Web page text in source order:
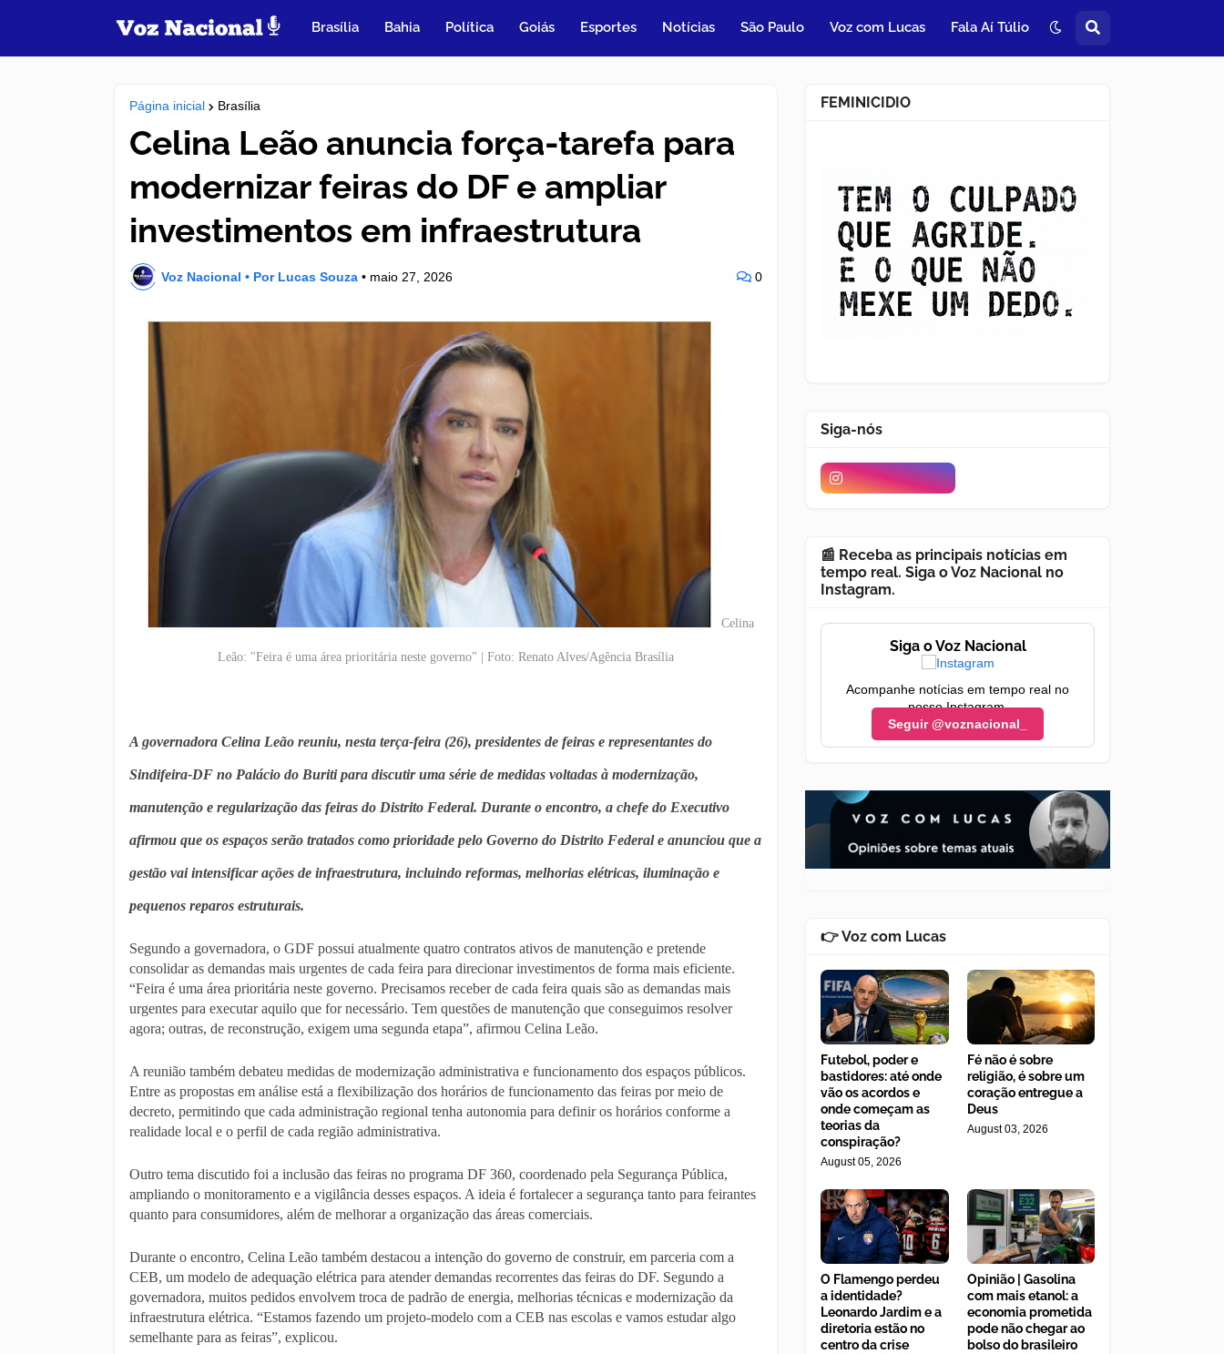
Brasília Bahia Política Goiás Esportes Notícias São Paulo Voz com Lucas Fala Aí Túlio
Página inicial Brasília
Celina Leão anuncia força-tarefa para
modernizar feiras do DF e ampliar
investimentos em infraestrutura
Voz Nacional • Por Lucas Souza • maio 27, 2026 0
Celina
Leão: "Feira é uma área prioritária neste governo" | Foto: Renato Alves/Agência Brasília
A governadora Celina Leão reuniu, nesta terça-feira (26), presidentes de feiras e representantes do
Sindifeira-DF no Palácio do Buriti para discutir uma série de medidas voltadas à modernização,
manutenção e regularização das feiras do Distrito Federal. Durante o encontro, a chefe do Executivo
afirmou que os espaços serão tratados como prioridade pelo Governo do Distrito Federal e anunciou que a
gestão vai intensificar ações de infraestrutura, incluindo reformas, melhorias elétricas, iluminação e
pequenos reparos estruturais.
Segundo a governadora, o GDF possui atualmente quatro contratos ativos de manutenção e pretende
consolidar as demandas mais urgentes de cada feira para direcionar investimentos de forma mais eficiente.
“Feira é uma área prioritária neste governo. Precisamos receber de cada feira quais são as demandas mais
urgentes para executar aquilo que for necessário. Tem questões de manutenção que conseguimos resolver
agora; outras, de reconstrução, exigem uma segunda etapa”, afirmou Celina Leão.
A reunião também debateu medidas de modernização administrativa e funcionamento dos espaços públicos.
Entre as propostas em análise está a flexibilização dos horários de funcionamento das feiras por meio de
decreto, permitindo que cada administração regional tenha autonomia para definir os horários conforme a
realidade local e o perfil de cada região administrativa.
Outro tema discutido foi a inclusão das feiras no programa DF 360, coordenado pela Segurança Pública,
ampliando o monitoramento e a vigilância desses espaços. A ideia é fortalecer a segurança tanto para feirantes
quanto para consumidores, além de melhorar a organização das áreas comerciais.
Durante o encontro, Celina Leão também destacou a intenção do governo de construir, em parceria com a
CEB, um modelo de adequação elétrica para atender demandas recorrentes das feiras do DF. Segundo a
governadora, muitos pedidos envolvem troca de padrão de energia, melhorias técnicas e modernização da
infraestrutura elétrica. “Estamos fazendo um projeto-modelo com a CEB nas escolas e vamos estudar algo
semelhante para as feiras”, explicou.
FEMINICIDIO
Siga-nós
📰 Receba as principais notícias em
tempo real. Siga o Voz Nacional no
Instagram.
Siga o Voz Nacional
Acompanhe notícias em tempo real no
nosso Instagram.
Seguir @voznacional_
👉 Voz com Lucas
Futebol, poder e
bastidores: até onde
vão os acordos e
onde começam as
teorias da
conspiração?
August 05, 2026
Fé não é sobre
religião, é sobre um
coração entregue a
Deus
August 03, 2026
O Flamengo perdeu
a identidade?
Leonardo Jardim e a
diretoria estão no
centro da crise
Opinião | Gasolina
com mais etanol: a
economia prometida
pode não chegar ao
bolso do brasileiro